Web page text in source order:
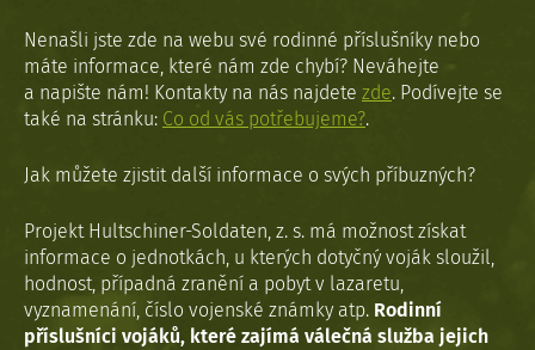
Nenašli jste zde na webu své rodinné příslušníky nebo
máte informace, které nám zde chybí? Neváhejte
a napište nám! Kontakty na nás najdete zde. Podívejte se
také na stránku: Co od vás potřebujeme?.
Jak můžete zjistit další informace o svých příbuzných?
Projekt Hultschiner-Soldaten, z. s. má možnost získat
informace o jednotkách, u kterých dotyčný voják sloužil,
hodnost, případná zranění a pobyt v lazaretu,
vyznamenání, číslo vojenské známky atp. Rodinní
příslušníci vojáků, které zajímá válečná služba jejich